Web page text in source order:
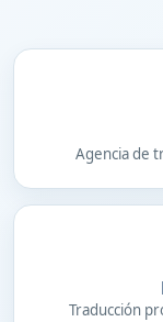
Agencia de
Traducción